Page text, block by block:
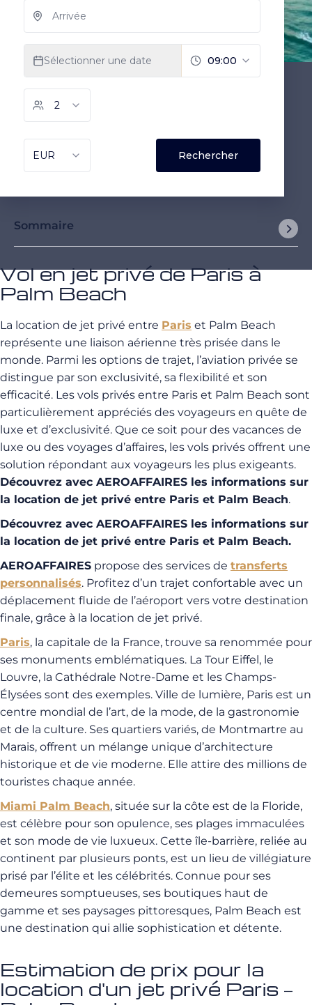
Sommaire
Vol en jet privé de Paris à
Palm Beach
La location de jet privé entre Paris et Palm Beach
représente une liaison aérienne très prisée dans le
monde. Parmi les options de trajet, l’aviation privée se
distingue par son exclusivité, sa flexibilité et son
efficacité. Les vols privés entre Paris et Palm Beach sont
particulièrement appréciés des voyageurs en quête de
luxe et d’exclusivité. Que ce soit pour des vacances de
luxe ou des voyages d’affaires, les vols privés offrent une
solution répondant aux voyageurs les plus exigeants.
Découvrez avec AEROAFFAIRES les informations sur
la location de jet privé entre Paris et Palm Beach.
Découvrez avec AEROAFFAIRES les informations sur
la location de jet privé entre Paris et Palm Beach.
AEROAFFAIRES propose des services de transferts
personnalisés. Profitez d’un trajet confortable avec un
déplacement fluide de l’aéroport vers votre destination
finale, grâce à la location de jet privé.
Paris, la capitale de la France, trouve sa renommée pour
ses monuments emblématiques. La Tour Eiffel, le
Louvre, la Cathédrale Notre-Dame et les Champs-
Élysées sont des exemples. Ville de lumière, Paris est un
centre mondial de l’art, de la mode, de la gastronomie
et de la culture. Ses quartiers variés, de Montmartre au
Marais, offrent un mélange unique d’architecture
historique et de vie moderne. Elle attire des millions de
touristes chaque année.
Miami Palm Beach, située sur la côte est de la Floride,
est célèbre pour son opulence, ses plages immaculées
et son mode de vie luxueux. Cette île-barrière, reliée au
continent par plusieurs ponts, est un lieu de villégiature
prisé par l’élite et les célébrités. Connue pour ses
demeures somptueuses, ses boutiques haut de
gamme et ses paysages pittoresques, Palm Beach est
une destination qui allie sophistication et détente.
Estimation de prix pour la
location d'un jet privé Paris –